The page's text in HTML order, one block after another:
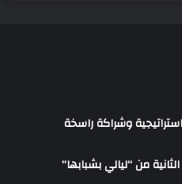
وشراكة راسخة
من “ليالي بشبابها”